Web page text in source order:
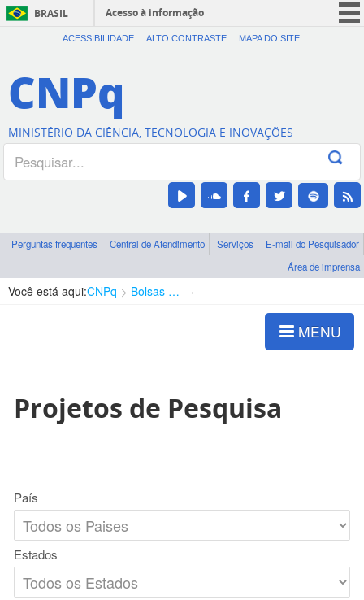
BRASIL
Acesso à informação
CORONAVÍRUS (COVID-19)
Canais
ACESSIBILIDADE ALTO CONTRASTE MAPA DO SITE
CNPq
MINISTÉRIO DA CIÊNCIA, TECNOLOGIA E INOVAÇÕES
Perguntas frequentes Central de Atendimento Serviços
E-mail do Pesquisador
Área de imprensa
Você está aqui:CNPq Bolsas e Auxílios Vigentes
MENU
Projetos de Pesquisa
País
Estados